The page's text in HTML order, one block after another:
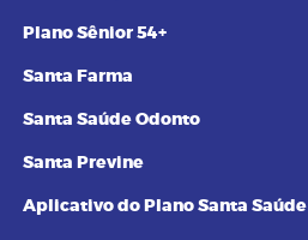
23/09/2023 as 14:00h
prática
os benefícios dessa prática
Plano Sênior 54+
Santa Farma
Santa Saúde Odonto
Santa Previne
Aplicativo do Plano Santa Saúde